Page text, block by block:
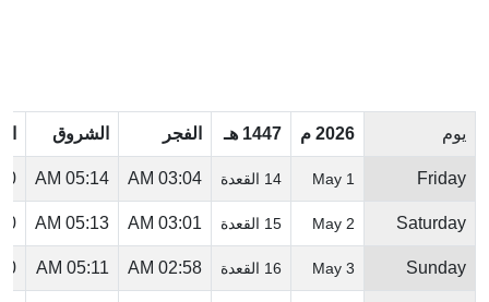
يوم 2026 م 1447 هـ الفجر الشروق
Friday
1 May 14 القعدة 03:04 AM
05:14 AM
Saturday
2 May 15 القعدة 03:01 AM
05:13 AM
Sunday
3 May 16 القعدة 02:58 AM
05:11 AM